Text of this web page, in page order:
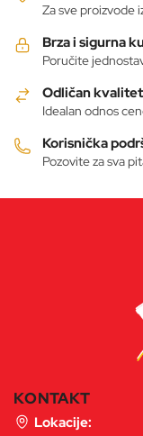
Za sve proizvode
Brza i sigurna
Poručite
Odličan kvalitet
Idealan odnos
Korisnička
Pozovite za sva
KONTAKT
Lokacije: